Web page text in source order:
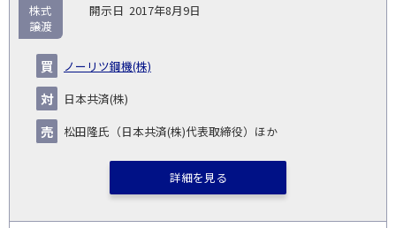
示
い
企
業・
事業
▽
2017年8月9日
ノーリツ鋼機(株)
日本共済(株)
松田隆氏（日本共済(株)代表取締役）ほか
株式
譲渡
詳細を見る